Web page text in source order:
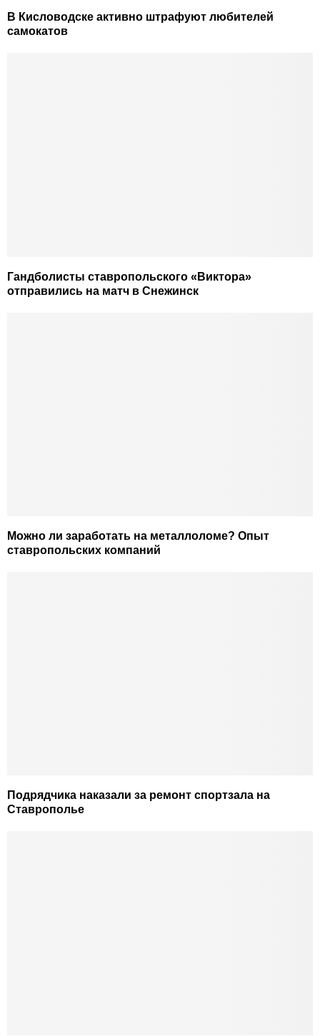
В Кисловодске активно штрафуют любителей
самокатов
Гандболисты ставропольского «Виктора»
отправились на матч в Снежинск
Можно ли заработать на металлоломе? Опыт
ставропольских компаний
Подрядчика наказали за ремонт спортзала на
Ставрополье